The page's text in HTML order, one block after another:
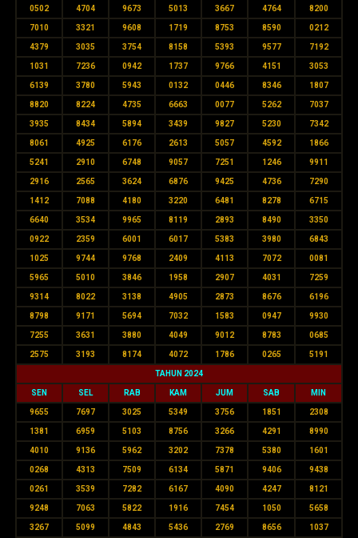
0502 4704 9673 5013 3667 4764 8200
7010 3321 9608 1719 8753 8590 0212
4379 3035 3754 8158 5393 9577 7192
1031 7236 0942 1737 9766 4151 3053
6139 3780 5943 0132 0446 8346 1807
8820 8224 4735 6663 0077 5262 7037
3935 8434 5894 3439 9827 5230 7342
8061 4925 6176 2613 5057 4592 1866
5241 2910 6748 9057 7251 1246 9911
2916 2565 3624 6876 9425 4736 7290
1412 7088 4180 3220 6481 8278 6715
6640 3534 9965 8119 2893 8490 3350
0922 2359 6001 6017 5383 3980 6843
1025 9744 9768 2409 4113 7072 0081
5965 5010 3846 1958 2907 4031 7259
9314 8022 3138 4905 2873 8676 6196
8798 9171 5694 7032 1583 0947 9930
7255 3631 3880 4049 9012 8783 0685
2575 3193 8174 4072 1786 0265 5191
TAHUN 2024
SEN SEL RAB KAM JUM SAB MIN
9655 7697 3025 5349 3756 1851 2308
1381 6959 5103 8756 3266 4291 8990
4010 9136 5962 3202 7378 5380 1601
0268 4313 7509 6134 5871 9406 9438
0261 3539 7282 6167 4090 4247 8121
9248 7063 5822 1916 7454 1050 5658
3267 5099 4843 5436 2769 8656 1037